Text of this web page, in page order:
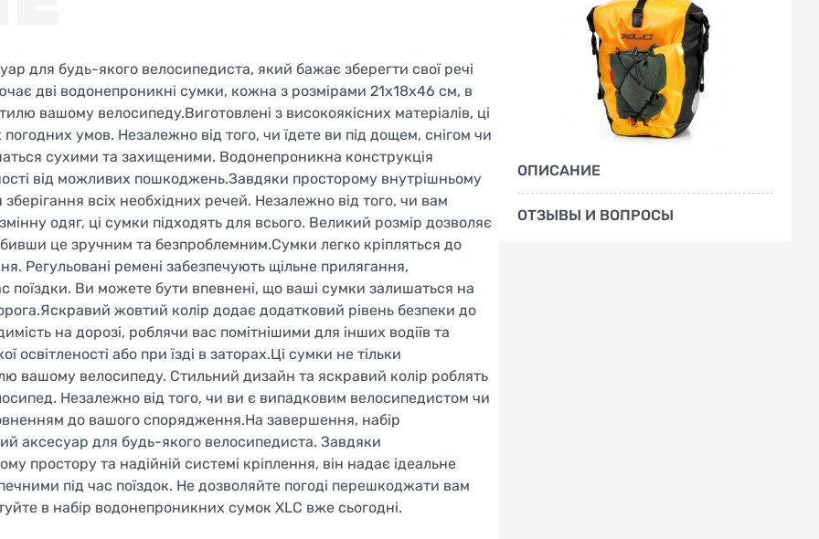
для будь-якого велосипедиста, який бажає зберегти свої речі
дві водонепроникні сумки, кожна з розмірами 21x18x46 см, в
вашому велосипеду.Виготовлені з високоякісних матеріалів, ці
умов. Незалежно від того, чи їдете ви під дощем, снігом чи
сухими та захищеними. Водонепроникна конструкція
від можливих пошкоджень.Завдяки просторому внутрішньому
всіх необхідних речей. Незалежно від того, чи вам
одяг, ці сумки підходять для всього. Великий розмір дозволяє
це зручним та безпроблемним.Сумки легко кріпляться до
Регульовані ремені забезпечують щільне прилягання,
поїздки. Ви можете бути впевнені, що ваші сумки залишаться на
жовтий колір додає додатковий рівень безпеки до
на дорозі, роблячи вас помітнішими для інших водіїв та
або при їзді в заторах.Ці сумки не тільки
вашому велосипеду. Стильний дизайн та яскравий колір роблять
Незалежно від того, чи ви є випадковим велосипедистом чи
до вашого спорядження.На завершення, набір
аксесуар для будь-якого велосипедиста. Завдяки
простору та надійній системі кріплення, він надає ідеальне
під час поїздок. Не дозволяйте погоді перешкоджати вам
в набір водонепроникних сумок XLC вже сьогодні.
ОПИСАНИЕ
ОТЗЫВЫ И ВОПРОСЫ